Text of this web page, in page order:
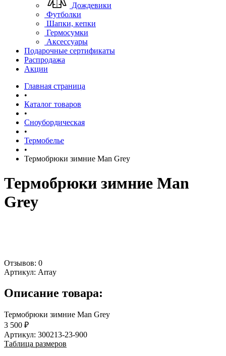
Дождевики
Футболки
Шапки, кепки
Гермосумки
Аксессуары
Подарочные сертификаты
Распродажа
Акции
Главная страница
•
Каталог товаров
•
Сноубордическая
•
Термобелье
•
Термобрюки зимние Man Grey
Термобрюки зимние Man
Grey
Отзывов: 0
Артикул: Array
Описание товара:
Термобрюки зимние Man Grey
3 500 ₽
Артикул: 300213-23-900
Таблица размеров